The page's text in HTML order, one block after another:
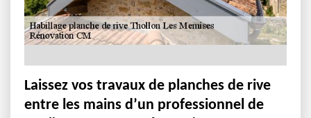
Laissez vos travaux de planches de rive
entre les mains d’un professionnel de